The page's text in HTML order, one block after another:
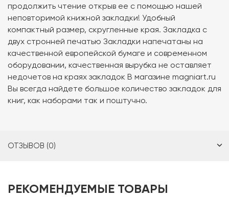
продолжить чтение открыв ее с помощью нашей
неповторимой книжной закладки! Удобный
компактный размер, скругленные края. Закладка с
двух стронней печатью Закладки напечатаны на
качественной европейской бумаге и современном
оборудовании, качественная вырубка не оставляет
недочетов на краях закладок В магазине magniart.ru
Вы всегда найдете большое количество закладок для
книг, как наборами так и поштучно.
ОТЗЫВОВ (0)
РЕКОМЕНДУЕМЫЕ ТОВАРЫ